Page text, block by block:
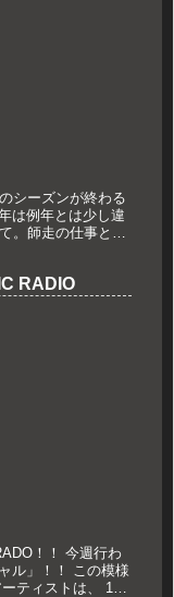
シーズンが終わる
は例年とは少し違
。師走の仕事とも
RADIO
！！ 今週行わ
ル」！！ この模様
ティストは、 1番